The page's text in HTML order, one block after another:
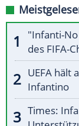
"Infanti-
des FIFA-
UEFA hält
Infantino
Times: